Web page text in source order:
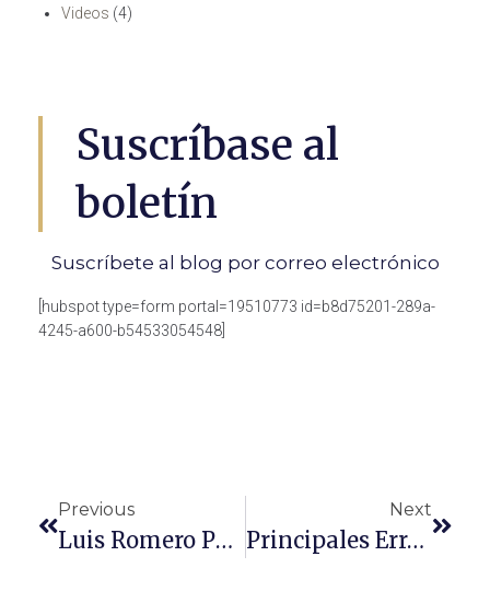
Videos (4)
Suscríbase al
boletín
Suscríbete al blog por correo electrónico
[hubspot type=form portal=19510773 id=b8d75201-289a-
4245-a600-b54533054548]
Previous
Luis Romero Participa En Las Jornadas Sobre Delitos De Terrorismo En La UPO
Next
Principales Errores Que Cometen Los Abogados Al Interrogar (I)